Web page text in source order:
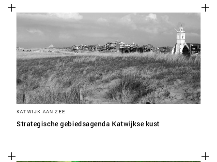
KATWIJK AAN ZEE
Strategische gebiedsagenda Katwijkse kust